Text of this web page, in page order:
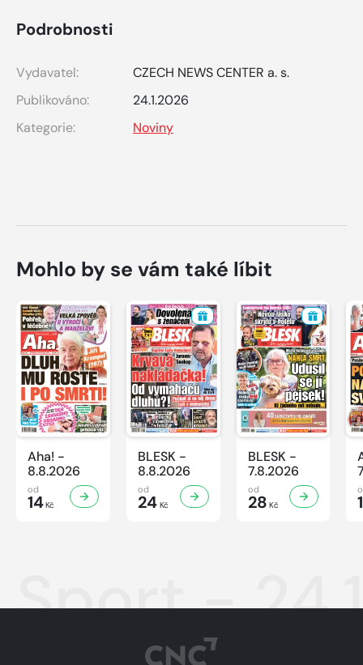
Podrobnosti
Vydavatel:
CZECH NEWS CENTER a. s.
Publikováno:
24.1.2026
Kategorie:
Noviny
Mohlo by se vám také líbit
Aha! -
8.8.2026
od
14Kč
BLESK -
8.8.2026
od
24Kč
BLESK -
7.8.2026
od
28 Kč
Sport -